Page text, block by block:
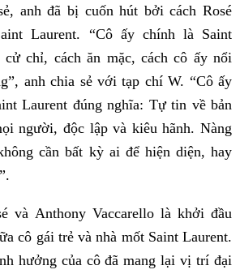
anh đã bị cuốn hút bởi cách Rosé
Laurent. “Cô ấy chính là Saint
cử chỉ, cách ăn mặc, cách cô ấy nổi
anh chia sẻ với tạp chí W. “Cô ấy
Laurent đúng nghĩa: Tự tin về bản
người, độc lập và kiêu hãnh. Nàng
cần bất kỳ ai để hiện diện, hay
và Anthony Vaccarello là khởi đầu
cô gái trẻ và nhà mốt Saint Laurent.
hưởng của cô đã mang lại vị trí đại